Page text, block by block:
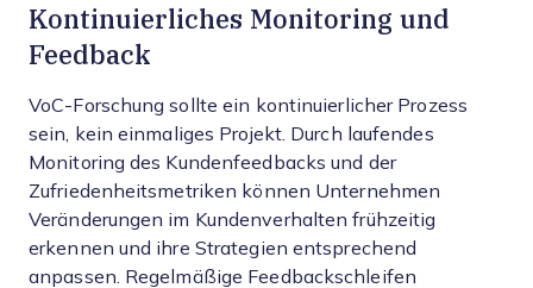
Kontinuierliches Monitoring und
Feedback
VoC-Forschung sollte ein kontinuierlicher Prozess
sein, kein einmaliges Projekt. Durch laufendes
Monitoring des Kundenfeedbacks und der
Zufriedenheitsmetriken können Unternehmen
Veränderungen im Kundenverhalten frühzeitig
erkennen und ihre Strategien entsprechend
anpassen. Regelmäßige Feedbackschleifen